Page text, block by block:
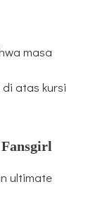
masa
atas kursi
ultimate